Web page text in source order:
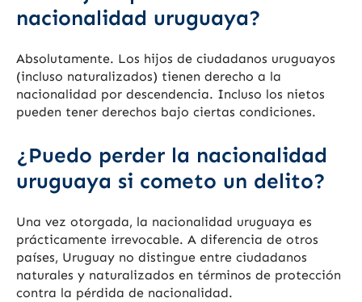
nacionalidad uruguaya?
Absolutamente. Los hijos de ciudadanos uruguayos
(incluso naturalizados) tienen derecho a la
nacionalidad por descendencia. Incluso los nietos
pueden tener derechos bajo ciertas condiciones.
¿Puedo perder la nacionalidad
uruguaya si cometo un delito?
Una vez otorgada, la nacionalidad uruguaya es
prácticamente irrevocable. A diferencia de otros
países, Uruguay no distingue entre ciudadanos
naturales y naturalizados en términos de protección
contra la pérdida de nacionalidad.